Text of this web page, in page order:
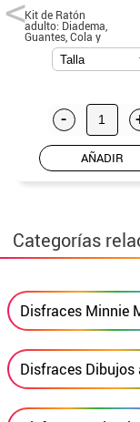
Kit de Ratón
adulto: Diadema,
Guantes, Cola y
Tirantes
-
AÑADIR
Categorías
Disfraces Minnie
Disfraces